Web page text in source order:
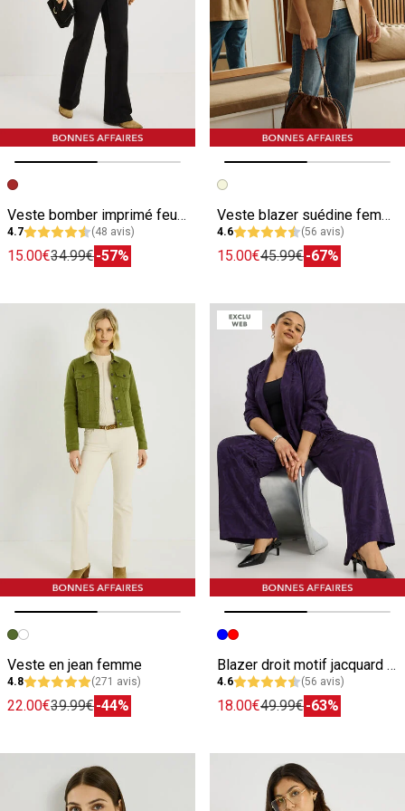
Image précédente
Image suivante
Veste bomber imprimé feuillage femme
4.7 (48 avis)
15.00€34.99€-57%
Image précédente
Image suivante
Veste blazer suédine femme
4.6 (56 avis)
15.00€45.99€-67%
Image précédente
Image suivante
Veste en jean femme
4.8 (271 avis)
22.00€39.99€-44%
Image précédente
Image suivante
Blazer droit motif jacquard femme
4.6 (56 avis)
18.00€49.99€-63%